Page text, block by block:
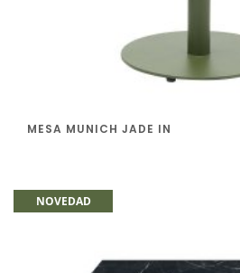
MESA MUNICH JADE IN
NOVEDAD